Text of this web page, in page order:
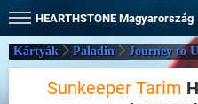
HEARTHSTONE Magyarország
Kártyák Paladin Journey to
Sunkeeper Tarim